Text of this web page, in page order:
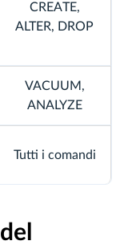
CREATE,
ALTER, DROP
VACUUM,
ANALYZE
Tutti i comandi